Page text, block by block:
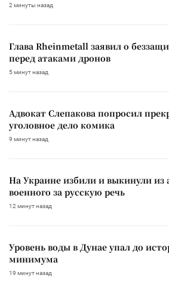
2 минуты назад
Глава Rheinmetall заявил о
перед атаками дронов
5 минут назад
Адвокат Слепакова попросил
уголовное дело комика
9 минут назад
На Украине избили и выкинули из
военного за русскую речь
12 минут назад
Уровень воды в Дунае упал до
минимума
19 минут назад